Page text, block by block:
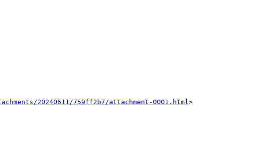
20240611/759ff2b7/attachment-0001.html>